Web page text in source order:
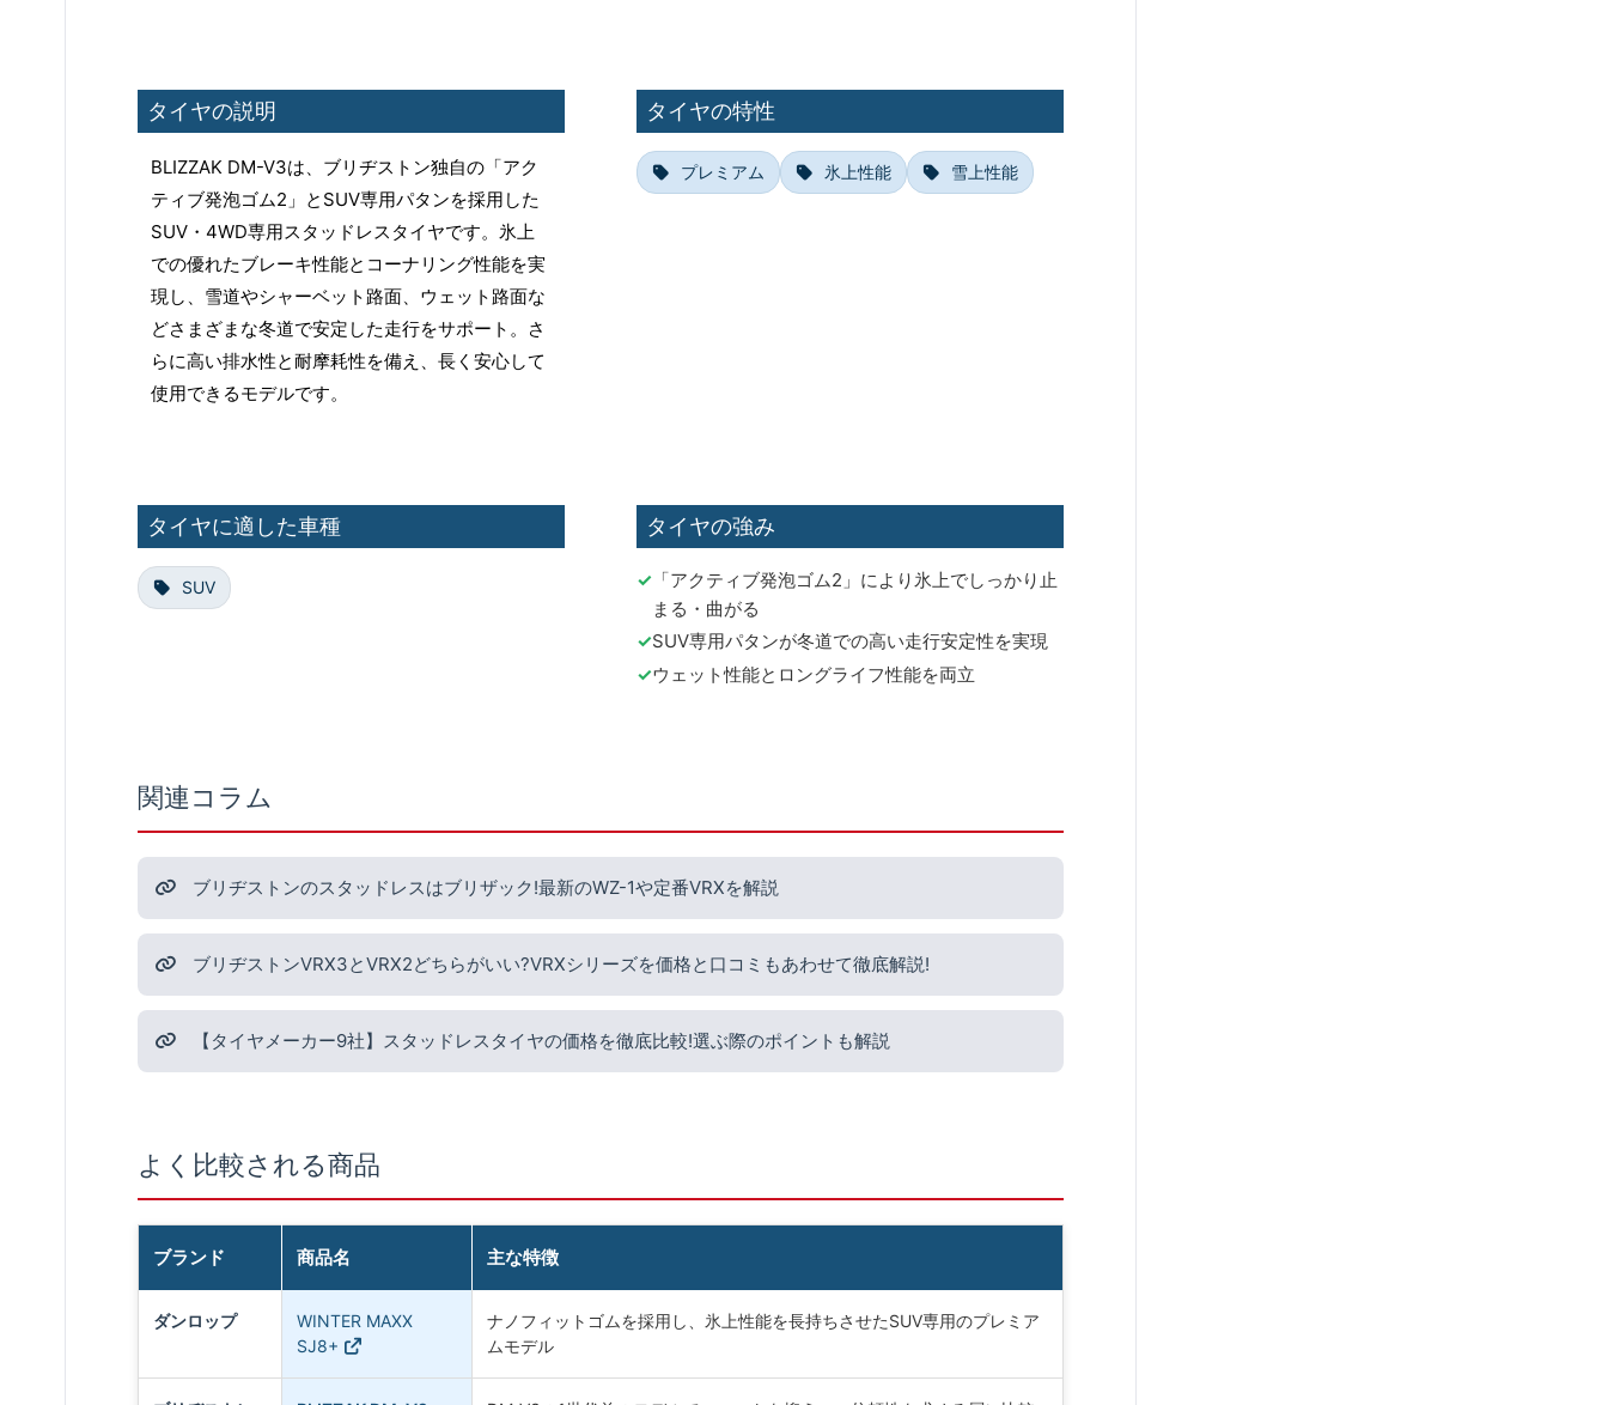
タイヤの説明
BLIZZAK DM-V3は、ブリヂストン独自の「アク
ティブ発泡ゴム2」とSUV専用パタンを採用した
SUV・4WD専用スタッドレスタイヤです。氷上
での優れたブレーキ性能とコーナリング性能を実
現し、雪道やシャーベット路面、ウェット路面な
どさまざまな冬道で安定した走行をサポート。さ
らに高い排水性と耐摩耗性を備え、長く安心して
使用できるモデルです。
タイヤの特性
プレミアム 氷上性能 雪上性能
タイヤに適した車種
SUV
タイヤの強み
「アクティブ発泡ゴム2」により氷上でしっかり止
まる・曲がる
SUV専用パタンが冬道での高い走行安定性を実現
ウェット性能とロングライフ性能を両立
関連コラム
ブリヂストンのスタッドレスはブリザック!最新のWZ-1や定番VRXを解説
ブリヂストンVRX3とVRX2どちらがいい?VRXシリーズを価格と口コミもあわせて徹底解説!
【タイヤメーカー9社】スタッドレスタイヤの価格を徹底比較!選ぶ際のポイントも解説
よく比較される商品
ブランド 商品名 主な特徴
ダンロップ
WINTER MAXX
SJ8+
ナノフィットゴムを採用し、氷上性能を長持ちさせたSUV専用のプレミア
ムモデル